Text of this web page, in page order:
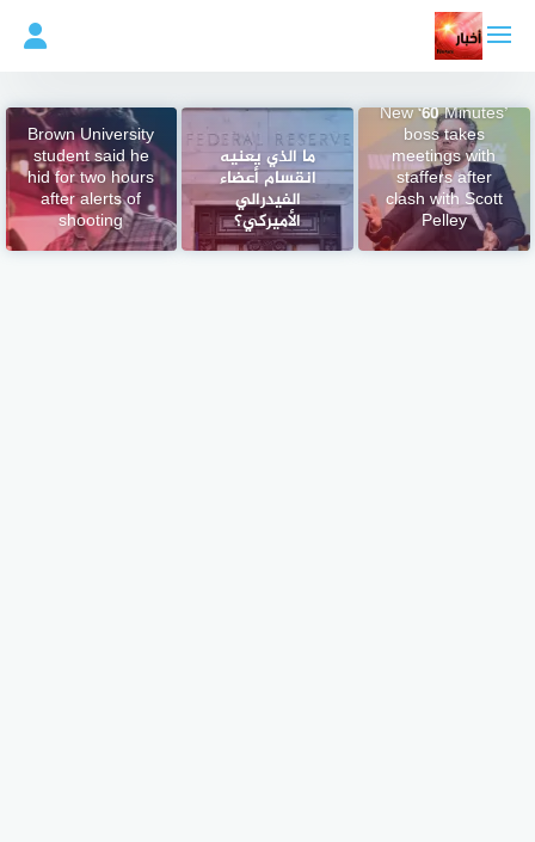
المحتوى
New ‘60 Minutes’
boss takes
meetings with
staffers after
clash with Scott
Pelley
ما الذي يعنيه
انقسام أعضاء
الفيدرالي
الأميركي؟
Brown University
student said he
hid for two hours
after alerts of
shooting